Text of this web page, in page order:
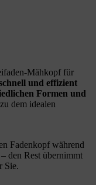
Mähkopf für
und effizient
Formen und
dem idealen
Fadenkopf während
den Rest übernimmt
Sie.